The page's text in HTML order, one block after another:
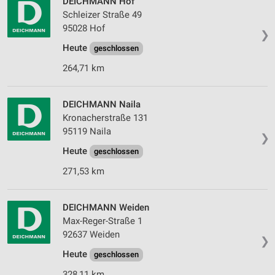
❯
Schleizer Straße 49
95028 Hof
Heute
geschlossen
264,71 km
❯
DEICHMANN Naila
Kronacherstraße 131
95119 Naila
Heute
geschlossen
271,53 km
❯
DEICHMANN Weiden
Max-Reger-Straße 1
92637 Weiden
Heute
geschlossen
personalisierter Inhalte
Messung der Werbeleistung
Messung der Performance von Inhalten
Quellen
Entwicklung und Verbesserung der Angebote
Verwendung reduzierter Daten zur Auswahl von
Verwendung genauer Standortdaten
Geräte anhand von aktiv angeforderten
Informationen identifizieren
Nicht-IAB-Verarbeitungszwecke: